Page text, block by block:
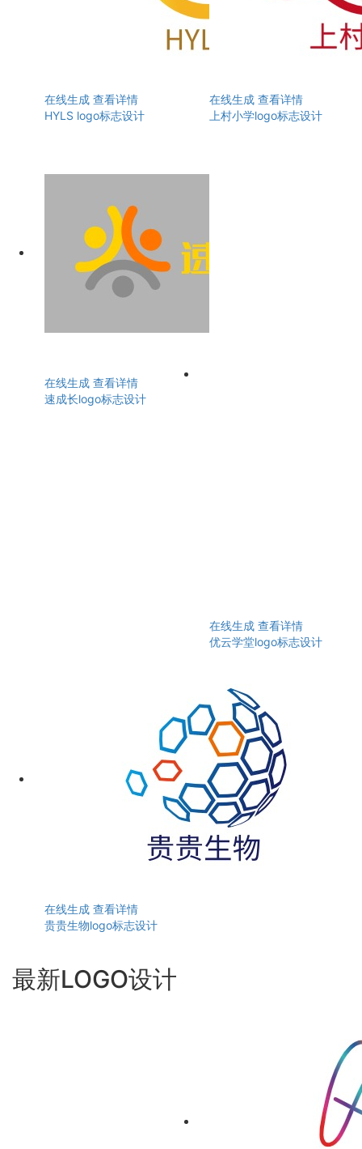
在线生成 查看详情
HYLS logo标志设计
在线生成 查看详情
上村小学logo标志设计
在线生成 查看详情
速成长logo标志设计
在线生成 查看详情
优云学堂logo标志设计
在线生成 查看详情
贵贵生物logo标志设计
最新LOGO设计